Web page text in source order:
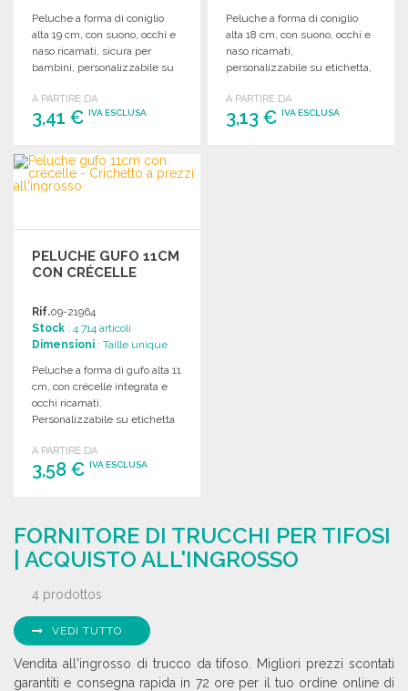
Peluche a forma di coniglio
alta 19 cm, con suono, occhi e
naso ricamati, sicura per
bambini, personalizzabile su
A PARTIRE DA
3,41 € IVA ESCLUSA
ORDINARE
Richiedi un preventivo
Peluche a forma di coniglio
alta 18 cm, con suono, occhi e
naso ricamati,
personalizzabile su etichetta,
A PARTIRE DA
3,13 €IVA ESCLUSA
PELUCHE GUFO 11CM
CON CRÉCELLE
Rif.09-21964
Stock : 4 714 articoli
Dimensioni : Taille unique
Peluche a forma di gufo alta 11
cm, con crécelle integrata e
occhi ricamati.
Personalizzabile su etichetta
A PARTIRE DA
3,58 € IVA ESCLUSA
Richiedi un preventivo
FORNITORE DI TRUCCHI PER TIFOSI
| ACQUISTO ALL'INGROSSO
4 prodottos
VEDI TUTTO
Vendita all'ingrosso di trucco da tifoso. Migliori prezzi scontati
garantiti e consegna rapida in 72 ore per il tuo ordine online di